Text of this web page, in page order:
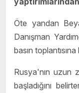
Öte yandan
Danışman
basın
Rusya'nın uzun
başladığını